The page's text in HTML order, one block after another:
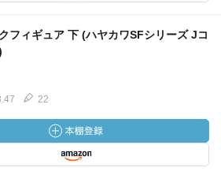
フィギュア 下 (ハヤカワSFシリーズ Jコ
22